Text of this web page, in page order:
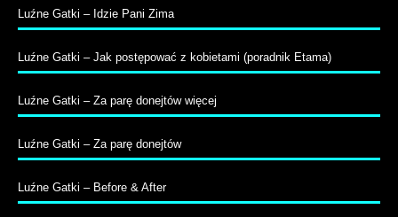
Luźne Gatki – Idzie Pani Zima
Luźne Gatki – Jak postępować z kobietami (poradnik Etama)
Luźne Gatki – Za parę donejtów więcej
Luźne Gatki – Za parę donejtów
Luźne Gatki – Before & After